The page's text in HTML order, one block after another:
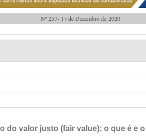
Nº 257- 17 de Dezembro de 2020
do valor justo (fair value): o que é e